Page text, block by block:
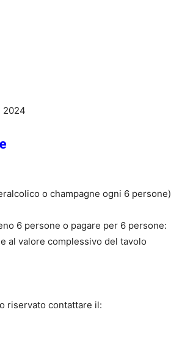
2024
o champagne ogni 6 persone)
6 persone o pagare per 6 persone:
al valore complessivo del tavolo
riservato contattare il: